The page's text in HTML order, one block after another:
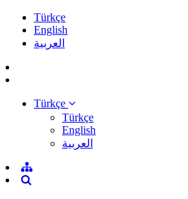
Türkçe
English
العربية
Türkçe
Türkçe
English
العربية